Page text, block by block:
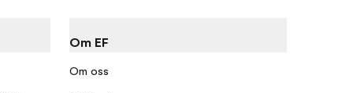
Om EF
Om oss